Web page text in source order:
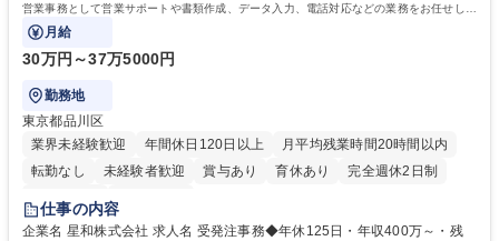
営業事務として営業サポートや書類作成、データ入力、電話対応などの業務をお任せしま
す。
月給
30万円～37万5000円
勤務地
東京都品川区
業界未経験歓迎
年間休日120日以上
月平均残業時間20時間以内
転勤なし
未経験者歓迎 賞与あり 育休あり
完全週休2日制
交通費支給
仕事の内容
企業名 星和株式会社 求人名 受発注事務◆年休125日・年収400万～・残